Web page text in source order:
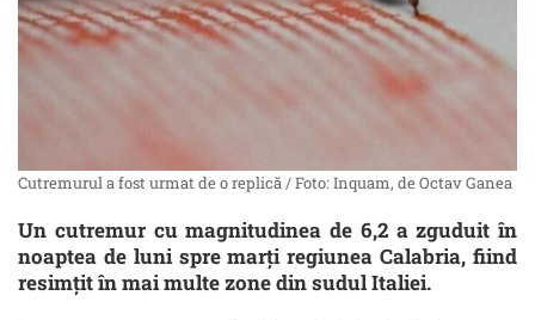
Cutremurul a fost urmat de o replică / Foto: Inquam, de Octav Ganea
Un cutremur cu magnitudinea de 6,2 a zguduit în
noaptea de luni spre marți regiunea Calabria, fiind
resimțit în mai multe zone din sudul Italiei.